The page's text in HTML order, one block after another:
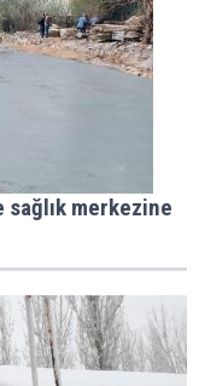
sağlık merkezine